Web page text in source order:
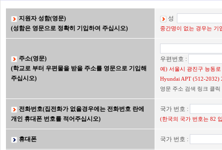
지원자 성함(영문)
(성함은 영문으로 정확히 기입하여 주십시오)
성
중간명이 없는 경우는 기
주소(영문)
(학교로 부터 우편물을 받을 주소를 영문으로 기입해
주십시오)
우편번호 :
예) 서울시 광진구 능동
Hyundai APT (512-2032)
영문 주소 검색 링크 클릭
전화번호(집전화가 없을경우에는 전화번호 란에
개인 휴대폰 번호를 적어주십시오)
국가 번호 :
(한국의 국가 번호는 82
휴대폰 국가 번호 :